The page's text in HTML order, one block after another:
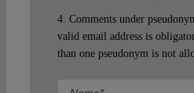
4. Comments under
valid email address is
than one pseudonym is not